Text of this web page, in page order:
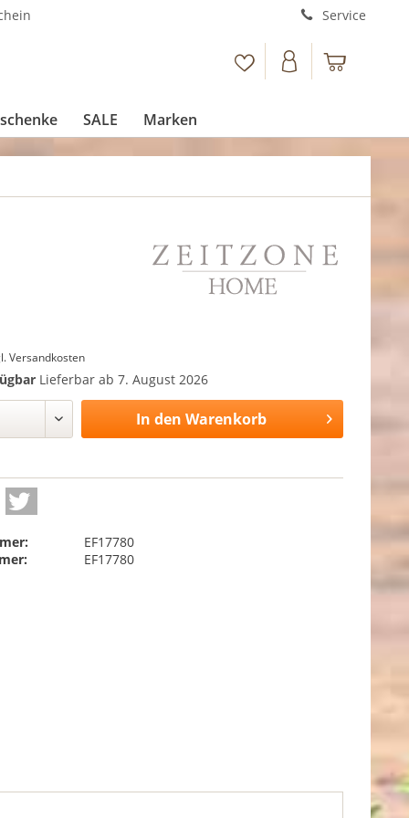
Service
SALE Marken
Versandkosten
Lieferbar ab 7. August 2026
In den Warenkorb
EF17780
EF17780